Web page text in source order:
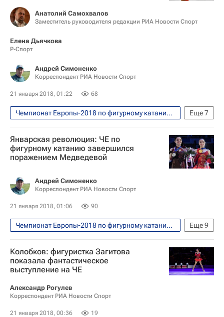
Анатолий Самохвалов
Заместитель руководителя редакции РИА Новости Спорт
Елена Дьячкова
Р-Спорт
Андрей Симоненко
Корреспондент РИА Новости Спорт
21 января 2018, 01:22 68
Еще7
Чемпионат Европы-2018 по фигурному катанию, Москва, 15-21 января
Интервью - Авторы
Аналитика
Фигурное катание
Спорт
Чемпионат Европы по фигурному катанию
Январская революция: ЧЕ по
фигурному катанию завершился
поражением Медведевой
Андрей Симоненко
Корреспондент РИА Новости Спорт
21 января 2018, 01:06 90
Еще9
Чемпионат Европы-2018 по фигурному катанию, Москва, 15-21 января
Фигурное катание
Спорт
Чемпионат Европы по фигурному катанию
Алина Загитова
Евгения Медведева
Колобков: фигуристка Загитова
показала фантастическое
выступление на ЧЕ
Александр Рогулев
Корреспондент РИА Новости Спорт
21 января 2018, 00:36 19